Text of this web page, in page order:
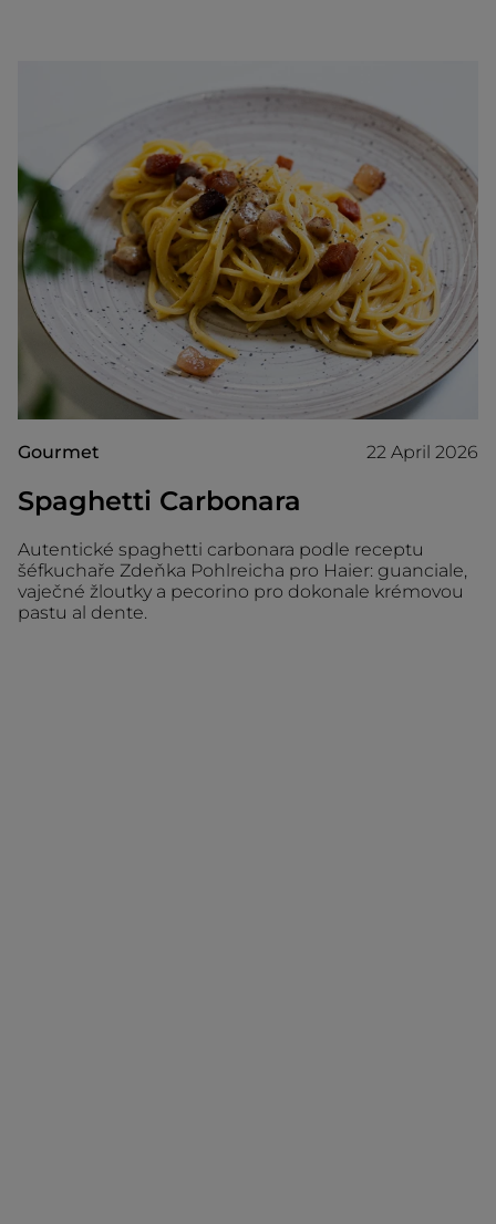
Gourmet 22 April 2026
Spaghetti Carbonara
Autentické spaghetti carbonara podle receptu
šéfkuchaře Zdeňka Pohlreicha pro Haier: guanciale,
vaječné žloutky a pecorino pro dokonale krémovou
pastu al dente.